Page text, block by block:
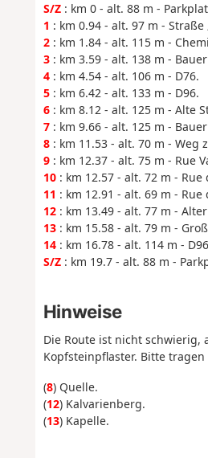
S/Z: km 0 - alt. 88 m -
1 : km 0.94 - alt. 97 m - Straße
2: km 1.84 - alt. 115 m -
3: km 3.59 - alt. 138 m -
4: km 4.54 - alt. 106 m - D76.
5: km 6.42 - alt. 133 m - D96.
6: km 8.12 - alt. 125 m - Alte
7: km 9.66 - alt. 125 m -
8: km 11.53 - alt. 70 m - Weg
9: km 12.37 - alt. 75 m - Rue
10: km 12.57 - alt. 72 m - Rue
11 : km 12.91 - alt. 69 m - Rue
12: km 13.49 - alt. 77 m -
13: km 15.58 - alt. 79 m -
14: km 16.78 - alt. 114 m -
S/Z: km 19.7 - alt. 88 m -
Hinweise
Die Route ist nicht
Kopfsteinpflaster. Bitte
(8) Quelle.
(12) Kalvarienberg.
(13) Kapelle.